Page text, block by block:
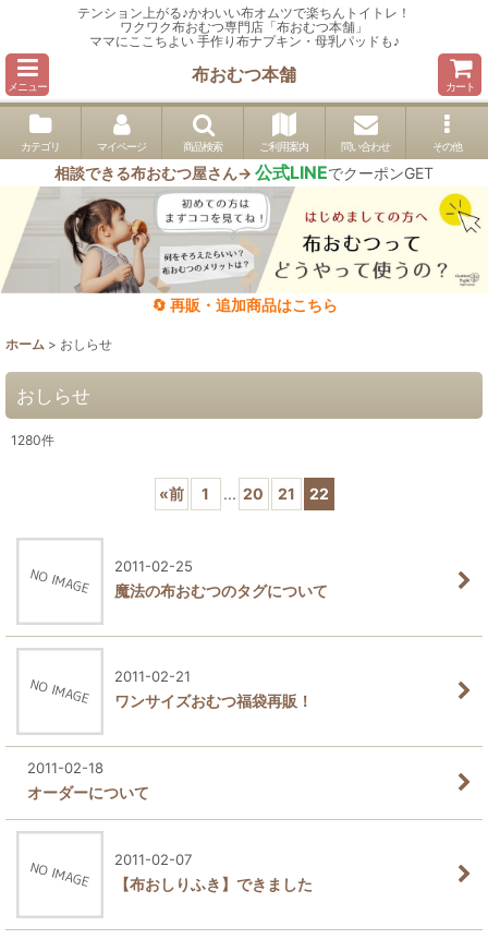
テンション上がる♪かわいい布オムツで楽ちんトイトレ！
ワクワク布おむつ専門店「布おむつ本舗」
ママにここちよい 手作り布ナプキン・母乳パッドも♪
メニュー
布おむつ本舗
カート
カテゴリ マイページ 商品検索 ご利用案内 問い合わせ その他
相談できる布おむつ屋さん→ 公式LINEでクーポンGET
🔄 再販・追加商品はこちら
ホーム > おしらせ
おしらせ
1280件
«前 1 ... 20 21 22
2011-02-25
魔法の布おむつのタグについて
2011-02-21
ワンサイズおむつ福袋再販！
2011-02-18
オーダーについて
2011-02-07
【布おしりふき】できました